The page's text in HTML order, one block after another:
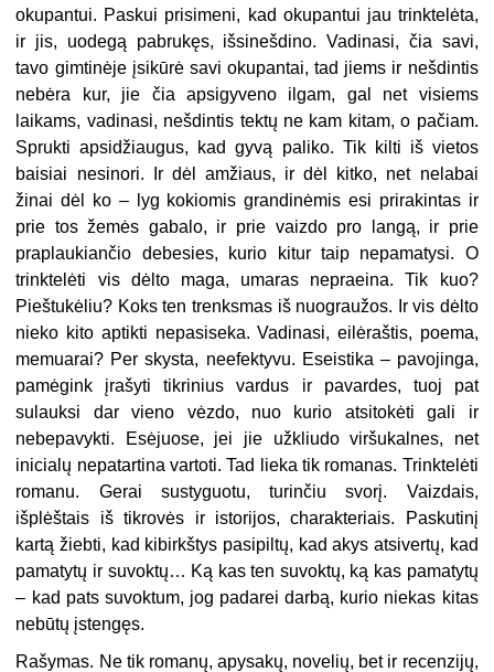
okupantui. Paskui prisimeni, kad okupantui jau trinktelėta,
ir jis, uodegą pabrukęs, išsinešdino. Vadinasi, čia savi,
tavo gimtinėje įsikūrė savi okupantai, tad jiems ir nešdintis
nebėra kur, jie čia apsigyveno ilgam, gal net visiems
laikams, vadinasi, nešdintis tektų ne kam kitam, o pačiam.
Sprukti apsidžiaugus, kad gyvą paliko. Tik kilti iš vietos
baisiai nesinori. Ir dėl amžiaus, ir dėl kitko, net nelabai
žinai dėl ko – lyg kokiomis grandinėmis esi prirakintas ir
prie tos žemės gabalo, ir prie vaizdo pro langą, ir prie
praplaukiančio debesies, kurio kitur taip nepamatysi. O
trinktelėti vis dėlto maga, umaras nepraeina. Tik kuo?
Pieštukėliu? Koks ten trenksmas iš nuograužos. Ir vis dėlto
nieko kito aptikti nepasiseka. Vadinasi, eilėraštis, poema,
memuarai? Per skysta, neefektyvu. Eseistika – pavojinga,
pamėgink įrašyti tikrinius vardus ir pavardes, tuoj pat
sulauksi dar vieno vėzdo, nuo kurio atsitokėti gali ir
nebepavykti. Esėjuose, jei jie užkliudo viršukalnes, net
inicialų nepatartina vartoti. Tad lieka tik romanas. Trinktelėti
romanu. Gerai sustyguotu, turinčiu svorį. Vaizdais,
išplėštais iš tikrovės ir istorijos, charakteriais. Paskutinį
kartą žiebti, kad kibirkštys pasipiltų, kad akys atsivertų, kad
pamatytų ir suvoktų… Ką kas ten suvoktų, ką kas pamatytų
– kad pats suvoktum, jog padarei darbą, kurio niekas kitas
nebūtų įstengęs.
Rašymas. Ne tik romanų, apysakų, novelių, bet ir recenzijų,